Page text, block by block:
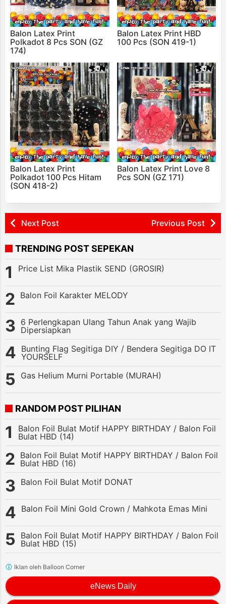
Balon Latex Print
Polkadot 8 Pcs SON (GZ
174)
Balon Latex Print HBD
100 Pcs (SON 419-1)
Balon Latex Print
Polkadot 100 Pcs Hitam
(SON 418-2)
Balon Latex Print Love 8
Pcs SON (GZ 171)
Next Post Previous Post
TRENDING POST SEPEKAN
Price List Mika Plastik SEND (GROSIR)
Balon Foil Karakter MELODY
6 Perlengkapan Ulang Tahun Anak yang Wajib
Dipersiapkan
Bunting Flag Segitiga DIY / Bendera Segitiga DO IT
YOURSELF
Gas Helium Murni Portable (MURAH)
RANDOM POST PILIHAN
Balon Foil Bulat Motif HAPPY BIRTHDAY / Balon Foil
Bulat HBD (14)
Balon Foil Bulat Motif HAPPY BIRTHDAY / Balon Foil
Bulat HBD (16)
Balon Foil Bulat Motif DONAT
Balon Foil Mini Gold Crown / Mahkota Emas Mini
Balon Foil Bulat Motif HAPPY BIRTHDAY / Balon Foil
Bulat HBD (15)
eNews Daily
Iklan oleh Balloon Corner